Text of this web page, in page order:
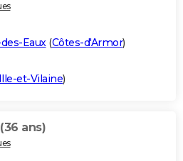
Eaux(Côtes-d'Armor)
et-Vilaine)
(36 ans)